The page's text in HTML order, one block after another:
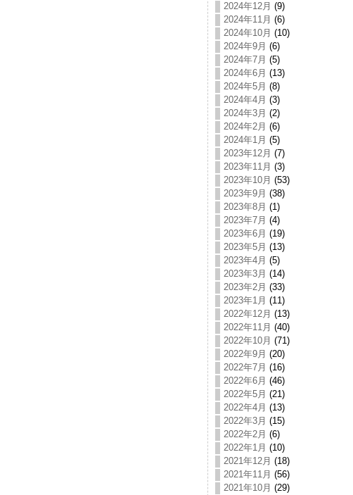
2024年12月 (9)
2024年11月 (6)
2024年10月 (10)
2024年9月 (6)
2024年7月 (5)
2024年6月 (13)
2024年5月 (8)
2024年4月 (3)
2024年3月 (2)
2024年2月 (6)
2024年1月 (5)
2023年12月 (7)
2023年11月 (3)
2023年10月 (53)
2023年9月 (38)
2023年8月 (1)
2023年7月 (4)
2023年6月 (19)
2023年5月 (13)
2023年4月 (5)
2023年3月 (14)
2023年2月 (33)
2023年1月 (11)
2022年12月 (13)
2022年11月 (40)
2022年10月 (71)
2022年9月 (20)
2022年7月 (16)
2022年6月 (46)
2022年5月 (21)
2022年4月 (13)
2022年3月 (15)
2022年2月 (6)
2022年1月 (10)
2021年12月 (18)
2021年11月 (56)
2021年10月 (29)